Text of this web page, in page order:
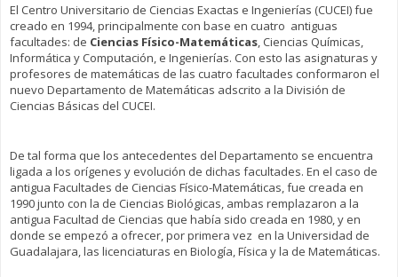
El Centro Universitario de Ciencias Exactas e Ingenierías (CUCEI) fue
creado en 1994, principalmente con base en cuatro antiguas
facultades: de Ciencias Físico-Matemáticas, Ciencias Químicas,
Informática y Computación, e Ingenierías. Con esto las asignaturas y
profesores de matemáticas de las cuatro facultades conformaron el
nuevo Departamento de Matemáticas adscrito a la División de
Ciencias Básicas del CUCEI.
De tal forma que los antecedentes del Departamento se encuentra
ligada a los orígenes y evolución de dichas facultades. En el caso de
antigua Facultades de Ciencias Físico-Matemáticas, fue creada en
1990 junto con la de Ciencias Biológicas, ambas remplazaron a la
antigua Facultad de Ciencias que había sido creada en 1980, y en
donde se empezó a ofrecer, por primera vez en la Universidad de
Guadalajara, las licenciaturas en Biología, Física y la de Matemáticas.